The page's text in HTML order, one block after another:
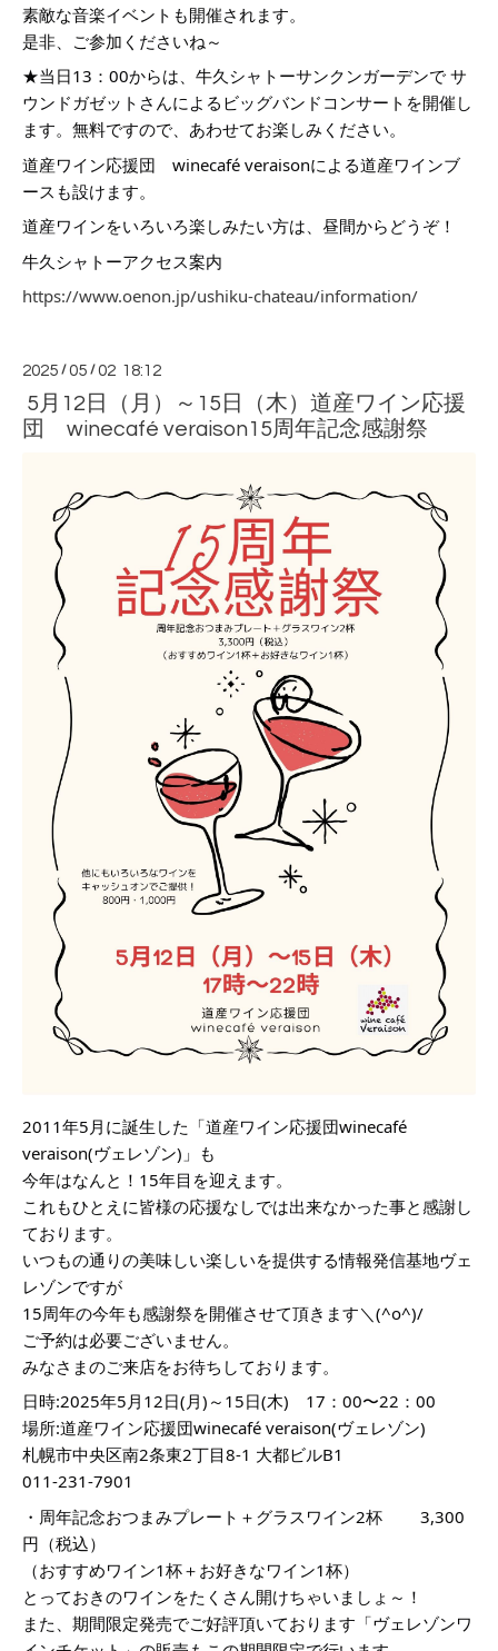
素敵な音楽イベントも開催されます。
是非、ご参加くださいね～
★当日13：00からは、牛久シャトーサンクンガーデンで サ
ウンドガゼットさんによるビッグバンドコンサートを開催し
ます。無料ですので、あわせてお楽しみください。
道産ワイン応援団 winecafé veraisonによる道産ワインブ
ースも設けます。
道産ワインをいろいろ楽しみたい方は、昼間からどうぞ！
牛久シャトーアクセス案内
https://www.oenon.jp/ushiku-chateau/information/
2025 /05 /02 18:12
5月12日（月）～15日（木）道産ワイン応援
団 winecafé veraison15周年記念感謝祭
2011年5月に誕生した「道産ワイン応援団winecafé
veraison(ヴェレゾン)」も
今年はなんと！15年目を迎えます。
これもひとえに皆様の応援なしでは出来なかった事と感謝し
ております。
いつもの通りの美味しい楽しいを提供する情報発信基地ヴェ
レゾンですが
15周年の今年も感謝祭を開催させて頂きます＼(^o^)/
ご予約は必要ございません。
みなさまのご来店をお待ちしております。
日時:2025年5月12日(月)～15日(木) 17：00〜22：00
場所:道産ワイン応援団winecafé veraison(ヴェレゾン)
札幌市中央区南2条東2丁目8-1 大都ビルB1
011-231-7901
・周年記念おつまみプレート＋グラスワイン2杯 3,300
円（税込）
（おすすめワイン1杯＋お好きなワイン1杯）
とっておきのワインをたくさん開けちゃいましょ～！
また、期間限定発売でご好評頂いております「ヴェレゾンワ